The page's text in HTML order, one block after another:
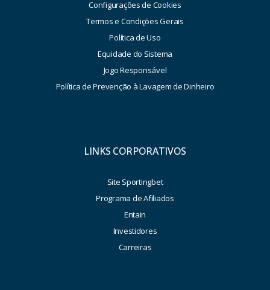
Configurações de Cookies
Termos e Condições Gerais
Política de Uso
Equidade do Sistema
Jogo Responsável
Política de Prevenção à Lavagem de Dinheiro
LINKS CORPORATIVOS
Site Sportingbet
Programa de Afiliados
Entain
Investidores
Carreiras